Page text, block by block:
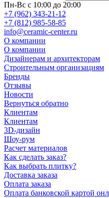
Пн-Вс с 10:00 до 20:00
+7 (962) 343-21-12
+7 (812) 985-58-85
info@ceramic-center.ru
О компании
О компании
Дизайнерам и архитекторам
Строительным организациям
Бренды
Отзывы
Новости
Вернуться обратно
Клиентам
Клиентам
3D-дизайн
Шоу-рум
Расчет материалов
Как сделать заказ?
Как выбрать плитку?
Доставка заказа
Оплата заказа
Оплата банковской картой